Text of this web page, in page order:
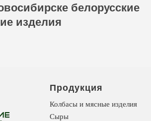
белорусские
изделия
Продукция
Колбасы и мясные изделия
Сыры